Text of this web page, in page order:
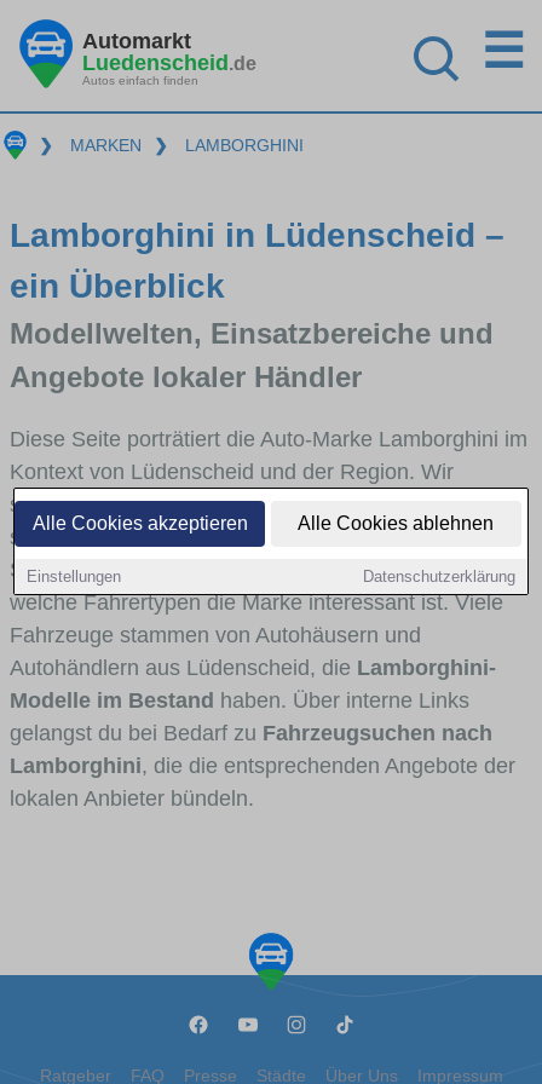
Alle Cookies akzeptieren Alle Cookies ablehnen
Einstellungen Datenschutzerklärung
Automarkt
Luedenscheid.de
Autos einfach finden
☰
❯ MARKEN ❯ LAMBORGHINI
Lamborghini in Lüdenscheid –
ein Überblick
Modellwelten, Einsatzbereiche und
Angebote lokaler Händler
Diese Seite porträtiert die Auto-Marke Lamborghini im
Kontext von Lüdenscheid und der Region. Wir
skizzieren, in welchen Fahrzeugklassen Lamborghini
stark vertreten ist, welche Modellreihen häufig im
Stadt- und Umlandverkehr zu sehen sind und für
welche Fahrertypen die Marke interessant ist. Viele
Fahrzeuge stammen von Autohäusern und
Autohändlern aus Lüdenscheid, die Lamborghini-
Modelle im Bestand haben. Über interne Links
gelangst du bei Bedarf zu Fahrzeugsuchen nach
Lamborghini, die die entsprechenden Angebote der
lokalen Anbieter bündeln.
Ratgeber FAQ Presse Städte Über Uns Impressum